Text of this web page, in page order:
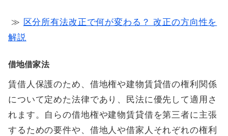
≫ 区分所有法改正で何が変わる？ 改正の方向性を
解説
借地借家法
賃借人保護のため、借地権や建物賃貸借の権利関係
について定めた法律であり、民法に優先して適用さ
れます。自らの借地権や建物賃貸借を第三者に主張
するための要件や、借地人や借家人それぞれの権利